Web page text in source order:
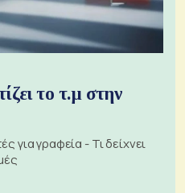
το τ.μ στην
για γραφεία - Τι δείχνει